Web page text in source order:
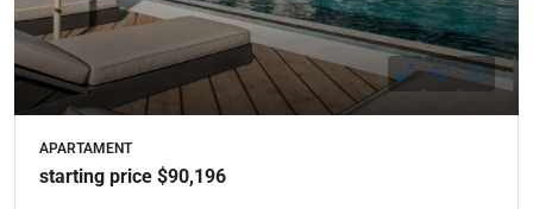
APARTAMENT
starting price $90,196